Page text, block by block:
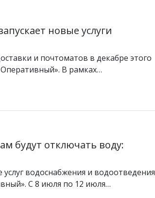
новые услуги
и почтоматов в декабре этого
В рамках…
будут отключать воду:
водоснабжения и водоотведения
С 8 июля по 12 июля…